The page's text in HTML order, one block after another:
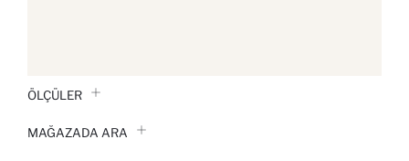
ÖLÇÜLER
MAĞAZADA ARA